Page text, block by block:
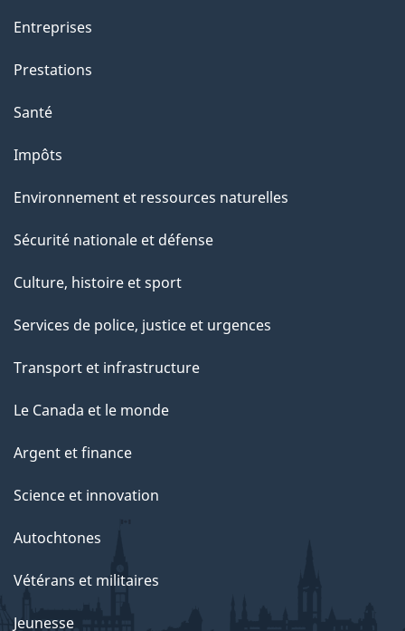
i
o
s
u
c
e
t
e
a
g
Entreprises
Prestations
Santé
Impôts
Environnement et ressources naturelles
Sécurité nationale et défense
Culture, histoire et sport
Services de police, justice et urgences
Transport et infrastructure
Le Canada et le monde
Argent et finance
Science et innovation
Autochtones
Vétérans et militaires
Jeunesse